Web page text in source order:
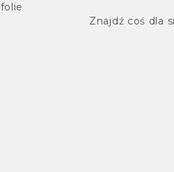
Znajdź coś dla